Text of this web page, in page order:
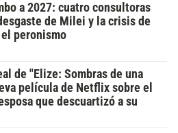
a 2027: cuatro consultoras
de Milei y la crisis de
el peronismo
de "Elize: Sombras de una
película de Netflix sobre el
que descuartizó a su